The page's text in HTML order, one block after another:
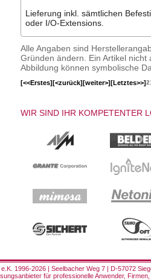
Lieferung inkl. sämtlichen
oder I/O-Extensions.
Alle Angaben sind
Gründen ändern. Ein Artikel
Abbildung können symbolische
[<<Erstes][<zurück][weiter>][Letztes>>]
WIR SIND IHR KOMPETENTER
1996-2026 | Seelbacher Weg 7 | D-57072
für professionelle Anwender,